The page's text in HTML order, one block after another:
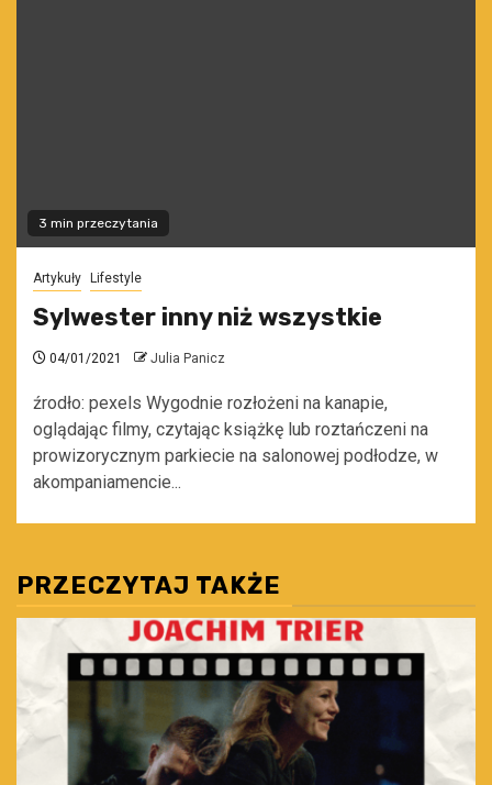
3 min przeczytania
Artykuły Lifestyle
Sylwester inny niż wszystkie
04/01/2021 Julia Panicz
źrodło: pexels Wygodnie rozłożeni na kanapie,
oglądając filmy, czytając książkę lub roztańczeni na
prowizorycznym parkiecie na salonowej podłodze, w
akompaniamencie...
PRZECZYTAJ TAKŻE